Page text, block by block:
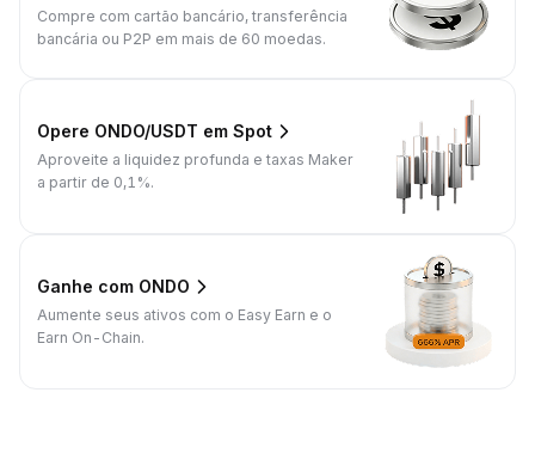
Compre com cartão bancário, transferência
bancária ou P2P em mais de 60 moedas.
Opere ONDO/USDT em Spot
Aproveite a liquidez profunda e taxas Maker
a partir de 0,1%.
Ganhe com ONDO
Aumente seus ativos com o Easy Earn e o
Earn On-Chain.